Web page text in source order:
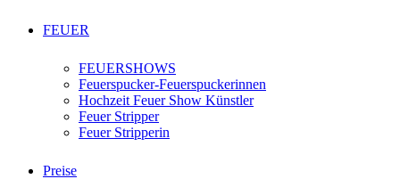
FEUER
FEUERSHOWS
Feuerspucker-Feuerspuckerinnen
Hochzeit Feuer Show Künstler
Feuer Stripper
Feuer Stripperin
Preise